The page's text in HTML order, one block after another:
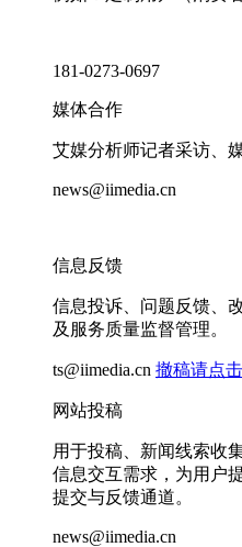
181-0273-0697
媒体合作
艾媒分析师记者采访、
news@iimedia.cn
信息反馈
信息投诉、问题反馈、
及服务质量监督管理。
ts@iimedia.cn 撤稿请点
网站投稿
用于投稿、新闻线索收
信息交互需求，为用户
提交与反馈通道。
news@iimedia.cn